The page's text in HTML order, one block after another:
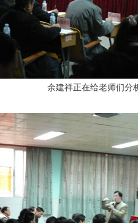
余建祥正在给老师们分